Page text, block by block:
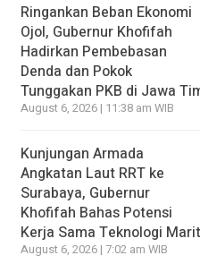
Ringankan Beban Ekonomi
Ojol, Gubernur Khofifah
Hadirkan Pembebasan
Denda dan Pokok
Tunggakan PKB di Jawa
August 6, 2026 | 11:38 am WIB
Kunjungan Armada
Angkatan Laut RRT ke
Surabaya, Gubernur
Khofifah Bahas Potensi
Kerja Sama Teknologi
August 6, 2026 | 7:02 am WIB